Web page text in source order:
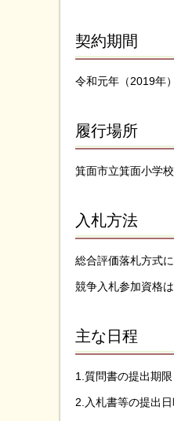
契約期間
令和元年（2019年
履行場所
箕面市立箕面小学校
入札方法
総合評価落札方式
競争入札参加資格
主な日程
1.質問書の提出期
2.入札書等の提出